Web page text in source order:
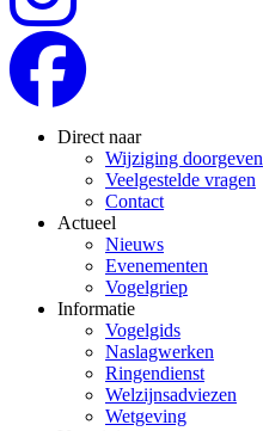
Direct naar
Wijziging doorgeven
Veelgestelde vragen
Contact
Actueel
Nieuws
Evenementen
Vogelgriep
Informatie
Vogelgids
Naslagwerken
Ringendienst
Welzijnsadviezen
Wetgeving